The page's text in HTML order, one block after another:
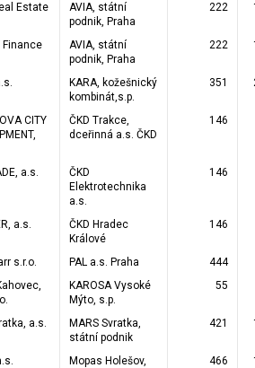
Estate
AVIA, státní
podnik, Praha
222
Finance
AVIA, státní
podnik, Praha
222
KARA, kožešnický
kombinát,s.p.
351
CITY
ČKD Trakce,
dceřinná a.s. ČKD
146
a.s.
ČKD
Elektrotechnika
a.s.
146
a.s.
ČKD Hradec
Králové
146
s.r.o. PAL a.s. Praha
444
KAROSA Vysoké
Mýto, s.p.
55
a.s.
MARS Svratka,
státní podnik
421
Mopas Holešov,
466